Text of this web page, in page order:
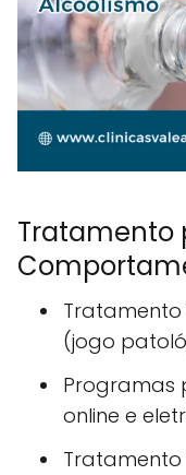
Tratamento
Tratamento
(jogo
Programas
online e